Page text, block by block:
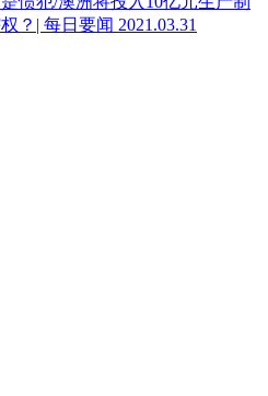
？| 每日要闻 2021.03.31